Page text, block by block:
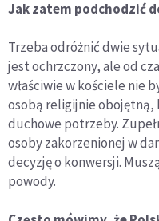
Jak zatem podchodzić
Trzeba odróżnić dwie
jest ochrzczony, ale od
właściwie w kościele nie
osobą religijnie obojętną,
duchowe potrzeby.
osoby zakorzenionej w
decyzję o konwersji.
powody.